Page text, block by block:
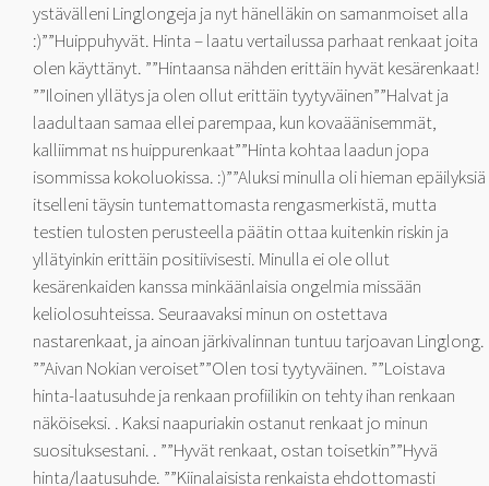
ystävälleni Linglongeja ja nyt hänelläkin on samanmoiset alla
:)””Huippuhyvät. Hinta – laatu vertailussa parhaat renkaat joita
olen käyttänyt. ””Hintaansa nähden erittäin hyvät kesärenkaat!
””Iloinen yllätys ja olen ollut erittäin tyytyväinen””Halvat ja
laadultaan samaa ellei parempaa, kun kovaäänisemmät,
kalliimmat ns huippurenkaat””Hinta kohtaa laadun jopa
isommissa kokoluokissa. :)””Aluksi minulla oli hieman epäilyksiä
itselleni täysin tuntemattomasta rengasmerkistä, mutta
testien tulosten perusteella päätin ottaa kuitenkin riskin ja
yllätyinkin erittäin positiivisesti. Minulla ei ole ollut
kesärenkaiden kanssa minkäänlaisia ongelmia missään
keliolosuhteissa. Seuraavaksi minun on ostettava
nastarenkaat, ja ainoan järkivalinnan tuntuu tarjoavan Linglong.
””Aivan Nokian veroiset””Olen tosi tyytyväinen. ””Loistava
hinta-laatusuhde ja renkaan profiilikin on tehty ihan renkaan
näköiseksi. . Kaksi naapuriakin ostanut renkaat jo minun
suosituksestani. . ””Hyvät renkaat, ostan toisetkin””Hyvä
hinta/laatusuhde. ””Kiinalaisista renkaista ehdottomasti